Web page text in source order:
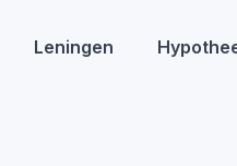
Leningen